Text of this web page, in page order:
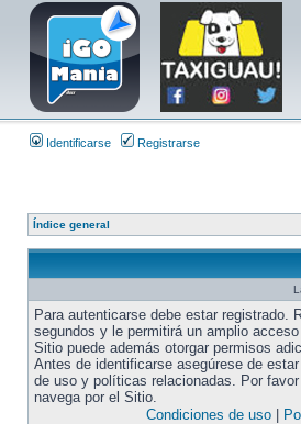
Identificarse Registrarse
Índice general
Para autenticarse debe estar registrado.
segundos y le permitirá un amplio
Sitio puede además otorgar permisos
Antes de identificarse asegúrese de
de uso y políticas relacionadas. Por
navega por el Sitio.
Condiciones de uso|